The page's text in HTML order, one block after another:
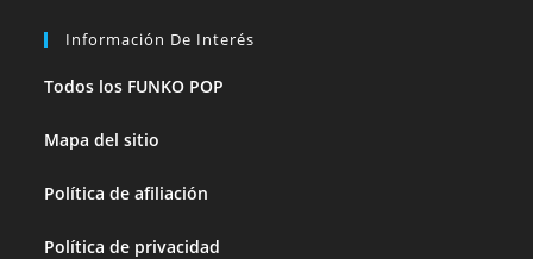
Información De Interés
Todos los FUNKO POP
Mapa del sitio
Política de afiliación
Política de privacidad